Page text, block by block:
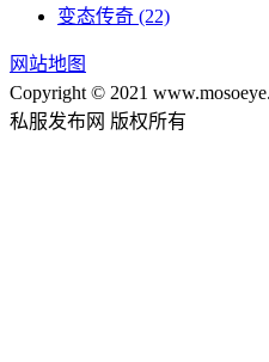
变态传奇 (22)
网站地图
Copyright © 2021
私服发布网 版权所有